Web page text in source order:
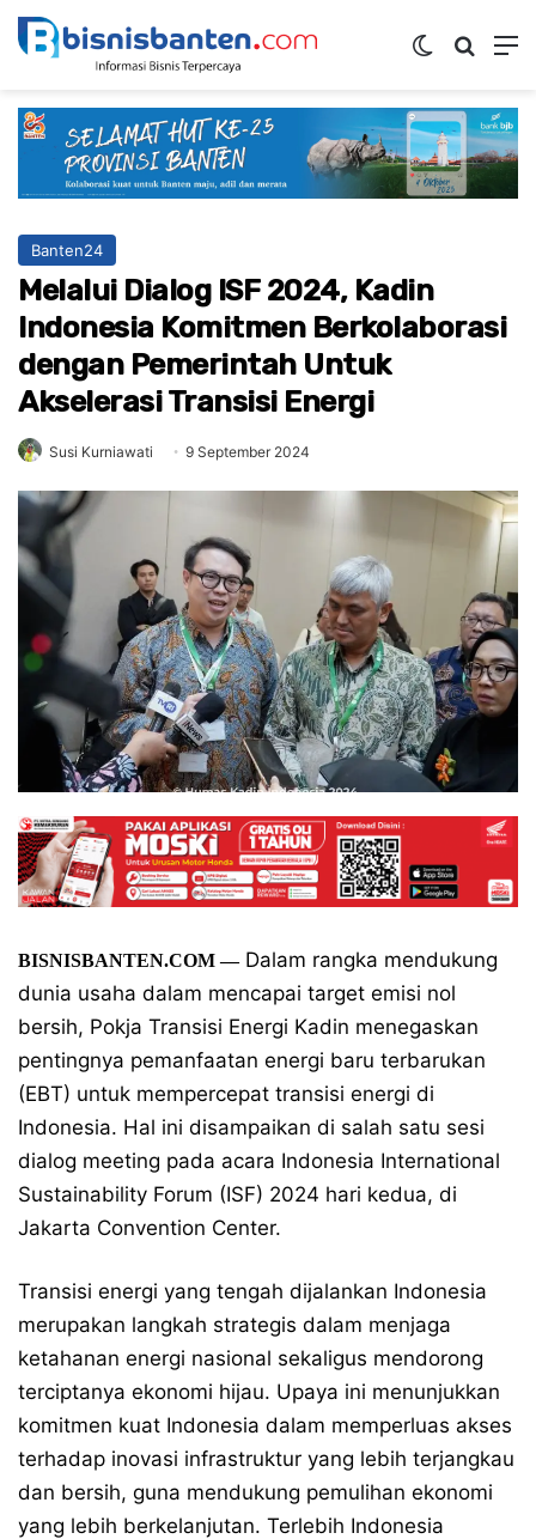
Switch skin
Banten24
Melalui Dialog ISF 2024, Kadin
Indonesia Komitmen Berkolaborasi
dengan Pemerintah Untuk
Akselerasi Transisi Energi
Susi Kurniawati 9 September 2024
BISNISBANTEN.COM —Dalam rangka mendukung
dunia usaha dalam mencapai target emisi nol
bersih, Pokja Transisi Energi Kadin menegaskan
pentingnya pemanfaatan energi baru terbarukan
(EBT) untuk mempercepat transisi energi di
Indonesia. Hal ini disampaikan di salah satu sesi
dialog meeting pada acara Indonesia International
Sustainability Forum (ISF) 2024 hari kedua, di
Jakarta Convention Center.
Transisi energi yang tengah dijalankan Indonesia
merupakan langkah strategis dalam menjaga
ketahanan energi nasional sekaligus mendorong
terciptanya ekonomi hijau. Upaya ini menunjukkan
komitmen kuat Indonesia dalam memperluas akses
terhadap inovasi infrastruktur yang lebih terjangkau
dan bersih, guna mendukung pemulihan ekonomi
yang lebih berkelanjutan. Terlebih Indonesia